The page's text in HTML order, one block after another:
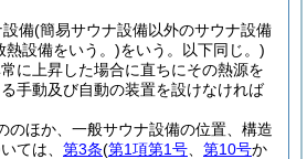
設備(簡易サウナ設備以外のサウナ設備
熱設備をいう。)をいう。以下同じ。)
に上昇した場合に直ちにその熱源を
手動及び自動の装置を設けなければ
のほか、一般サウナ設備の位置、構造
ては、 第3条(第1項第1号 第10号か